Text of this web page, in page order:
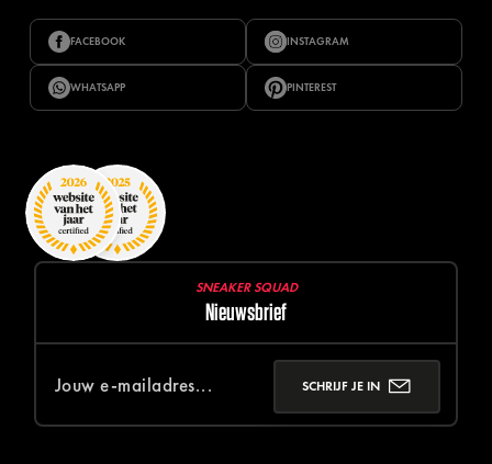
FACEBOOK INSTAGRAM
WHATSAPP PINTEREST
SNEAKER SQUAD
Nieuwsbrief
SCHRIJF JE IN